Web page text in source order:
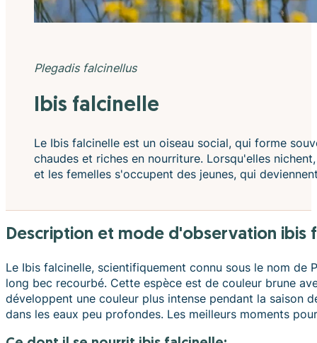
Ibis falcinelle
Le Ibis falcinelle est un oiseau social, qui forme
chaudes et riches en nourriture. Lorsqu'elles
et les femelles s'occupent des jeunes, qui
Plegadis falcinellus
description et mode d'observation ibis
Le Ibis falcinelle, scientifiquement connu sous le nom
long bec recourbé. Cette espèce est de couleur brune
développent une couleur plus intense pendant la saison
dans les eaux peu profondes. Les meilleurs moments